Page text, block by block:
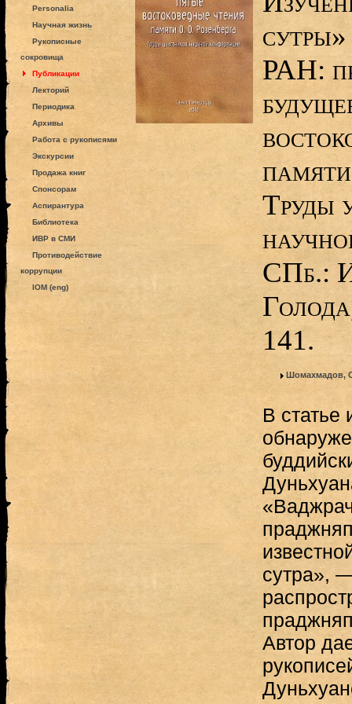
Personalia
Научная жизнь
Рукописные
сокровища
Публикации
Лекторий
Периодика
Архивы
Работа с рукописями
Экскурсии
Продажа книг
Спонсорам
Аспирантура
Библиотека
ИВР в СМИ
Противодействие
коррупции
IOM (eng)
РАН:
Труды
СПб.:
141.
Шомахмадов,
В статье
сутра»,
Автор